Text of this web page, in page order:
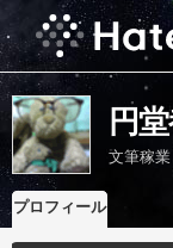
円
文筆稼
プロフィール